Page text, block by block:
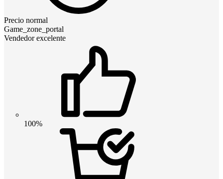
Precio normal
Game_zone_portal
Vendedor excelente
100%